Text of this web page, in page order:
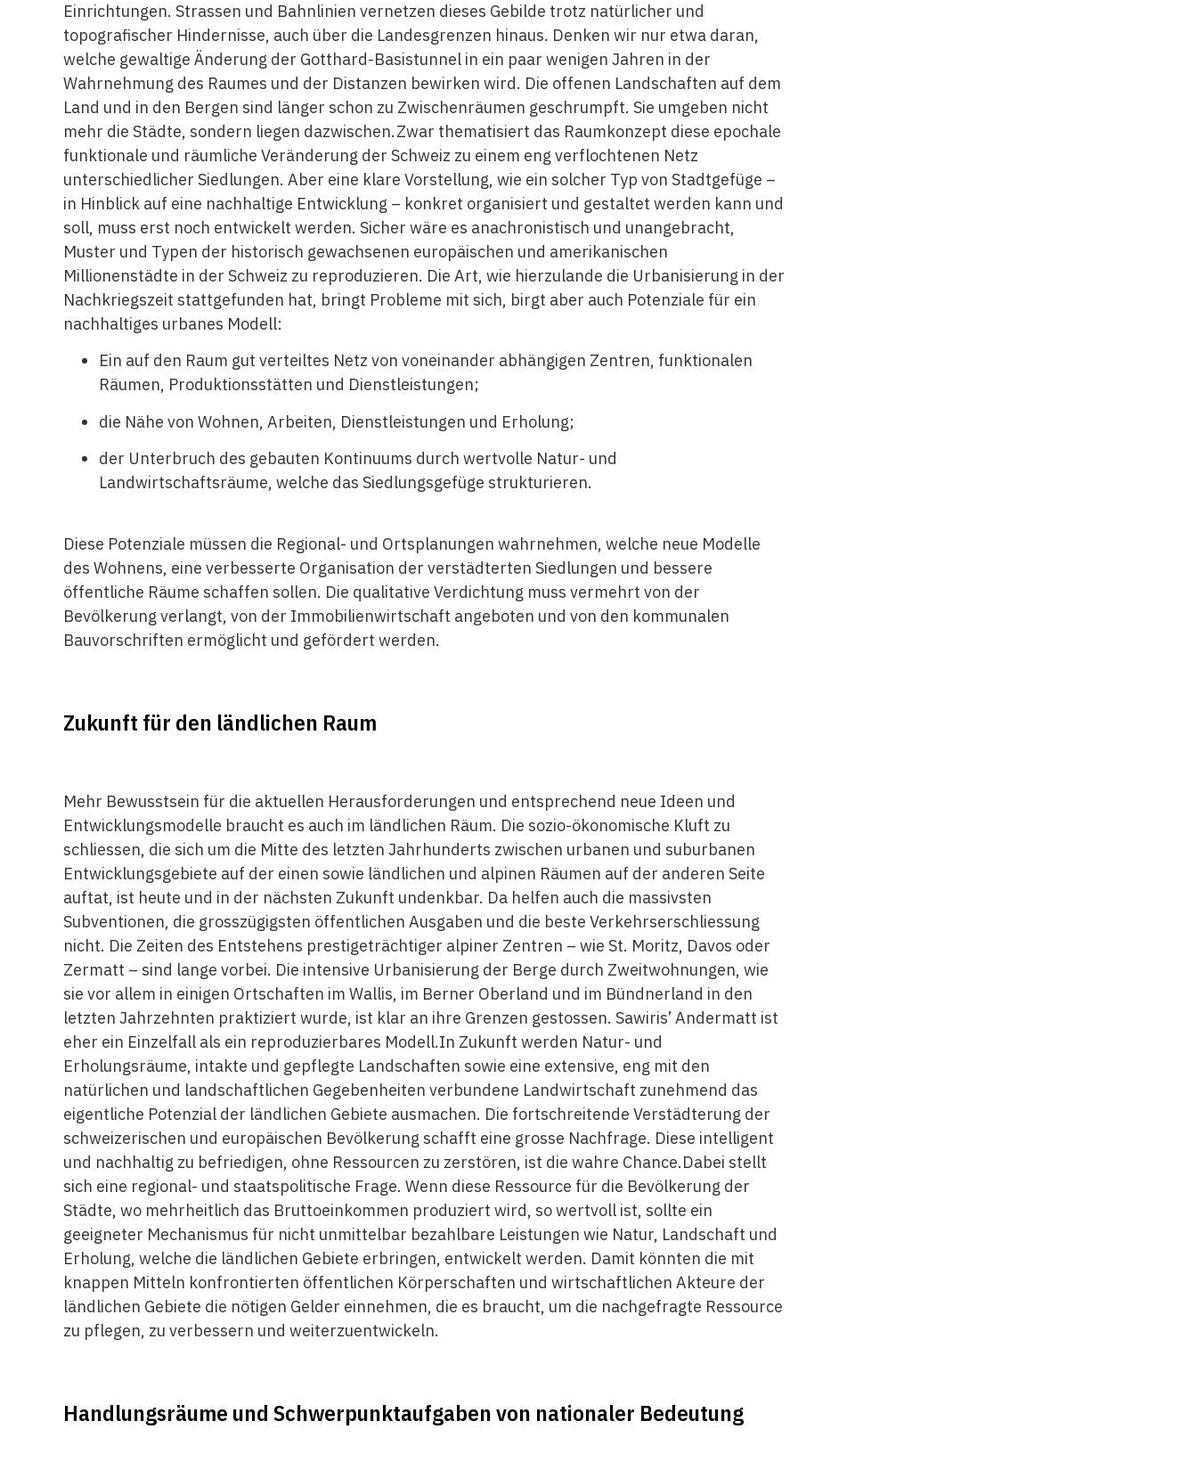
Einrichtungen. Strassen und Bahnlinien vernetzen dieses Gebilde trotz natürlicher und
topografischer Hindernisse, auch über die Landesgrenzen hinaus. Denken wir nur etwa daran,
welche gewaltige Änderung der Gotthard-Basistunnel in ein paar wenigen Jahren in der
Wahrnehmung des Raumes und der Distanzen bewirken wird. Die offenen Landschaften auf dem
Land und in den Bergen sind länger schon zu Zwischenräumen geschrumpft. Sie umgeben nicht
mehr die Städte, sondern liegen dazwischen.Zwar thematisiert das Raumkonzept diese epochale
funktionale und räumliche Veränderung der Schweiz zu einem eng verflochtenen Netz
unterschiedlicher Siedlungen. Aber eine klare Vorstellung, wie ein solcher Typ von Stadtgefüge –
in Hinblick auf eine nachhaltige Entwicklung – konkret organisiert und gestaltet werden kann und
soll, muss erst noch entwickelt werden. Sicher wäre es anachronistisch und unangebracht,
Muster und Typen der historisch gewachsenen europäischen und amerikanischen
Millionenstädte in der Schweiz zu reproduzieren. Die Art, wie hierzulande die Urbanisierung in der
Nachkriegszeit stattgefunden hat, bringt Probleme mit sich, birgt aber auch Potenziale für ein
nachhaltiges urbanes Modell:
Ein auf den Raum gut verteiltes Netz von voneinander abhängigen Zentren, funk­tionalen
Räumen, Produktionsstätten und Dienstleistungen;
die Nähe von Wohnen, Arbeiten, Dienstleistungen und Erholung;
der Unterbruch des gebauten Kontinuums durch wertvolle Natur- und
Landwirtschaftsräume, welche das Siedlungsgefüge strukturieren.
Diese Potenziale müssen die Regional- und Ortsplanungen wahrnehmen, welche neue Modelle
des Wohnens, eine verbesserte Organisation der verstädterten Siedlungen und bessere
öffentliche Räume schaffen sollen. Die qualitative Verdichtung muss vermehrt von der
Bevölkerung verlangt, von der Immobilienwirtschaft angeboten und von den kommunalen
Bauvorschriften ermöglicht und gefördert werden.
Zukunft für den ländlichen Raum
Mehr Bewusstsein für die aktuellen Herausforderungen und entsprechend neue Ideen und
Entwicklungsmodelle braucht es auch im ländlichen Räum. Die sozio-ökonomische Kluft zu
schliessen, die sich um die Mitte des letzten Jahrhunderts zwischen urbanen und suburbanen
Entwicklungsgebiete auf der einen sowie ländlichen und alpinen Räumen auf der anderen Seite
auftat, ist heute und in der nächsten Zukunft undenkbar. Da helfen auch die massivsten
Subventionen, die grosszügigsten öffentlichen Ausgaben und die beste Verkehrserschliessung
nicht. Die Zeiten des Entstehens prestigeträchtiger alpiner Zentren – wie St. Moritz, Davos oder
Zermatt – sind lange vorbei. Die intensive Urbanisierung der Berge durch Zweitwohnungen, wie
sie vor allem in einigen Ortschaften im Wallis, im Berner Oberland und im Bündnerland in den
letzten Jahrzehnten praktiziert wurde, ist klar an ihre Grenzen gestossen. Sawiris’ Andermatt ist
eher ein Einzelfall als ein reproduzierbares Modell.In Zukunft werden Natur- und
Erholungsräume, intakte und gepflegte Landschaften sowie eine extensive, eng mit den
natürlichen und landschaftlichen Gegebenheiten verbundene Landwirtschaft zunehmend das
eigentliche Potenzial der ländlichen Gebiete ausmachen. Die fortschreitende Verstädterung der
schweizerischen und europäischen Bevölkerung schafft eine grosse Nachfrage. Diese intelligent
und nachhaltig zu befriedigen, ohne Ressourcen zu zerstören, ist die wahre Chance.Dabei stellt
sich eine regional- und staatspolitische Frage. Wenn diese Ressource für die Bevölkerung der
Städte, wo mehrheitlich das Bruttoeinkommen produziert wird, so wertvoll ist, sollte ein
geeigneter Mechanismus für nicht unmittelbar bezahlbare Leistungen wie Natur, Landschaft und
Erholung, welche die ländlichen Gebiete erbringen, entwickelt werden. Damit könnten die mit
knappen Mitteln konfrontierten öffentlichen Körperschaften und wirtschaftlichen Akteure der
ländlichen Gebiete die nötigen Gelder einnehmen, die es braucht, um die nachgefragte Ressource
zu pflegen, zu verbessern und weiterzuentwickeln.
Handlungsräume und Schwerpunkt­aufgaben von nationaler Bedeutung